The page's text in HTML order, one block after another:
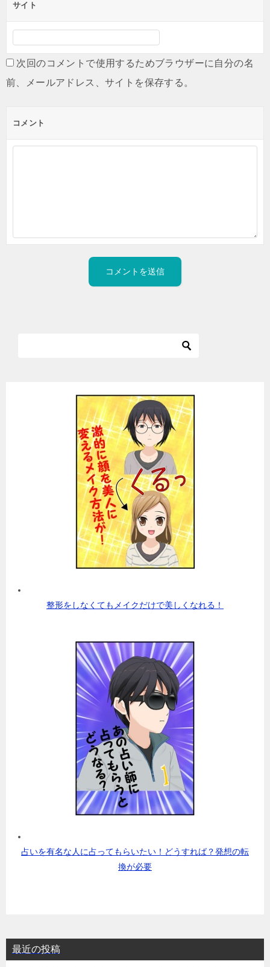
サイト
次回のコメントで使用するためブラウザーに自分の名
前、メールアドレス、サイトを保存する。
コメント
整形をしなくてもメイクだけで美しくなれる！
占いを有名な人に占ってもらいたい！どうすれば？発想の転
換が必要
最近の投稿